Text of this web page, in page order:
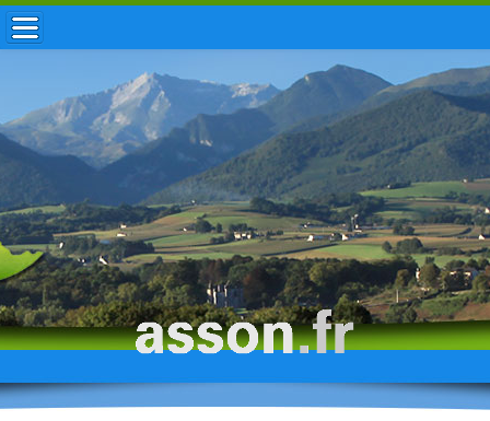
ACCUEIL / INFOS
MUNICIPALITÉ
VIE LOCALE
ENFANCE
TOURISME
HISTOIRE